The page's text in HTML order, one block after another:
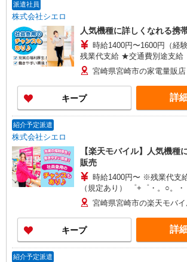
派遣社員
株式会社シエロ
人気機種に詳しくなれる携
時給1400円〜1600円（経
残業代支給 ★交通費別途支給（
+゜・。○。・゜+゜・。○。・
万円支給(規定有) お友達を紹介頂くと, インセンテ
ィブ支給(規定有) ★月2回払い・週払い可能（規程
有）★ ゜・。○。・゜+゜・。
宮崎県宮崎市の家電量販店
キープ 詳
紹介予定派遣
株式会社シエロ
【楽天モバイル】人気機種
販売
時給1400円〜 ※残業代支
（規定あり） ゜+゜・。○。・゜+゜・。○。・゜
+゜ 入社祝い金10万円支給(規定有) お友達
頂くと, インセンティブ支給(規定有) ★
い・週払い可能（規程有）★
+゜・。○。・゜+゜
宮崎県宮崎市の楽天モバ
キープ 詳
紹介予定派遣